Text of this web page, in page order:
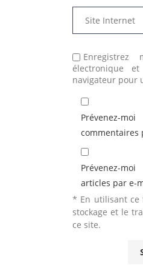
électronique
navigateur pour
Prévenez-
commentaires
Prévenez-
articles par e-
* En utilisant ce
stockage et le
ce site.